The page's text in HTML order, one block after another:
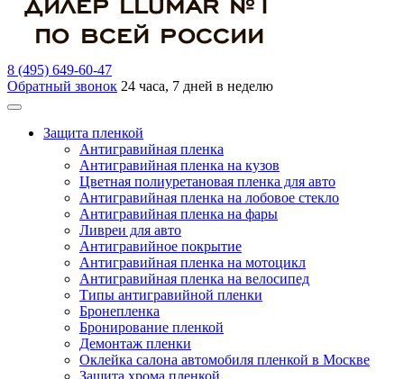
8 (495) 649-60-47
Обратный звонок 24 часа, 7 дней в неделю
Защита пленкой
Антигравийная пленка
Антигравийная пленка на кузов
Цветная полиуретановая пленка для авто
Антигравийная пленка на лобовое стекло
Антигравийная пленка на фары
Ливреи для авто
Антигравийное покрытие
Антигравийная пленка на мотоцикл
Антигравийная пленка на велосипед
Типы антигравийной пленки
Бронепленка
Бронирование пленкой
Демонтаж пленки
Оклейка салона автомобиля пленкой в Москве
Защита хрома пленкой